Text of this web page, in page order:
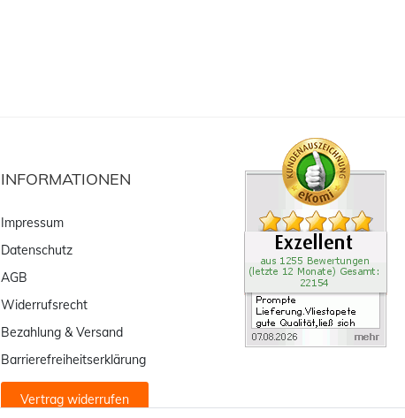
INFORMATIONEN
Impressum
Datenschutz
AGB
Widerrufsrecht
Bezahlung & Versand
Barrierefreiheitserklärung
Vertrag widerrufen